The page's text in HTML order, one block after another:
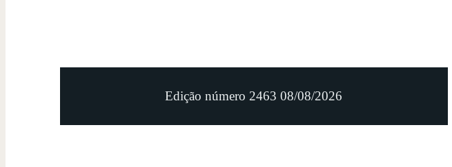
Edição número 2463 08/08/2026